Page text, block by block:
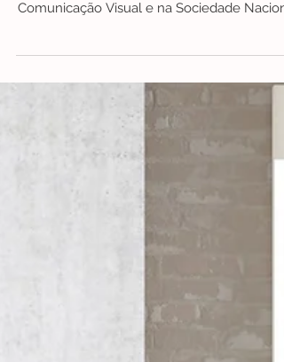
#Novidades
#Novidade | João Moreira
Estudou no Ar.Co Centro de Arte e
de Belas Artes, onde foi aluno de Rolando
Nogueira.